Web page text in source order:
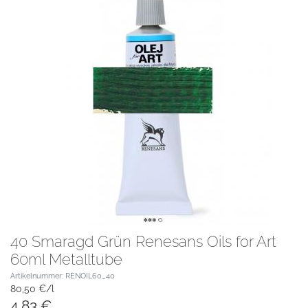
40 Smaragd Grün Renesans Oils for Art
60ml Metalltube
Artikelnummer: RENOIL60_40
80,50 €/l